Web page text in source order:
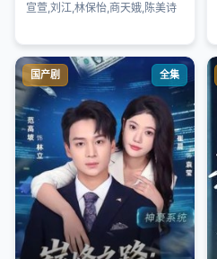
宣萱,刘江,林保怡,商天娥,陈美诗
国产剧 全集